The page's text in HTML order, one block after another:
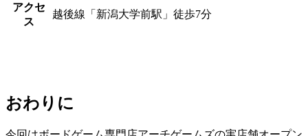
アクセ
ス
越後線「新潟大学前駅」徒歩7分
おわりに